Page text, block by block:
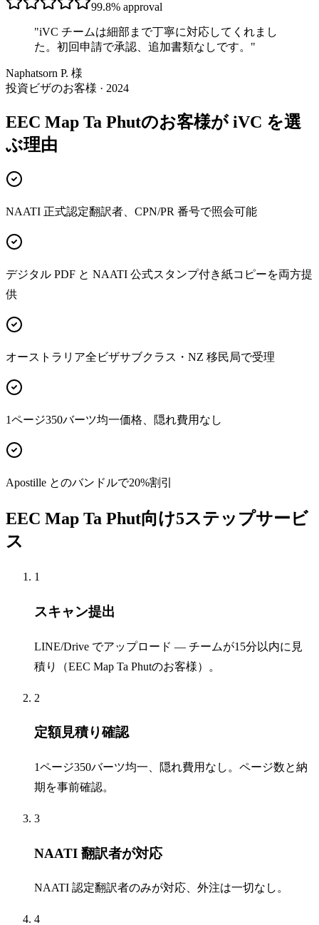
99.8% approval
"iVC チームは細部まで丁寧に対応してくれまし
た。初回申請で承認、追加書類なしです。 "
Naphatsorn P. 様
投資ビザのお客様 · 2024
EEC Map Ta Phutのお客様が iVC を選
ぶ理由
NAATI 正式認定翻訳者、CPN/PR 番号で照会可能
デジタル PDF と NAATI 公式スタンプ付き紙コピーを両方提
供
オーストラリア全ビザサブクラス・NZ 移民局で受理
1ページ350バーツ均一価格、隠れ費用なし
Apostille とのバンドルで20%割引
EEC Map Ta Phut向け5ステップサービ
ス
1
スキャン提出
LINE/Drive でアップロード — チームが15分以内に見
積り（EEC Map Ta Phutのお客様）。
2
定額見積り確認
1ページ350バーツ均一、隠れ費用なし。ページ数と納
期を事前確認。
3
NAATI 翻訳者が対応
NAATI 認定翻訳者のみが対応、外注は一切なし。
4